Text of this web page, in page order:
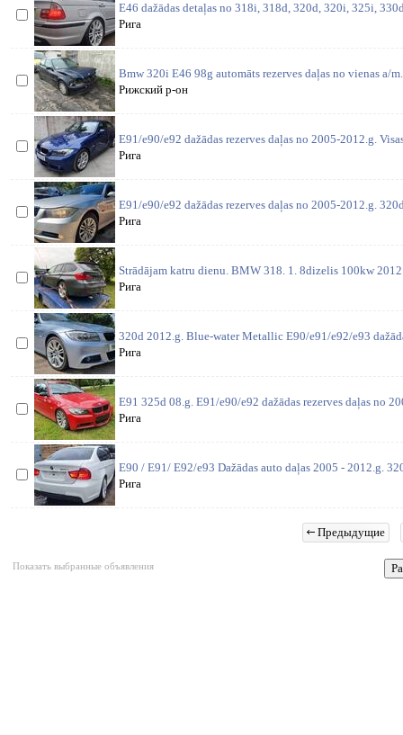
E46 dažādas detaļas no 318i, 318d, 320d, 320i, 325i,
Рига
Bmw 320i E46 98g automāts rezerves daļas no vienas a/
Рижский р-он
E91/e90/e92 dažādas rezerves daļas no 2005-2012.g.
Рига
E91/e90/e92 dažādas rezerves daļas no 2005-2012.g.
Рига
Strādājam katru dienu. BMW 318. 1. 8dizelis 100kw
Рига
320d 2012.g. Blue-water Metallic E90/e91/e92/e93
Рига
E91 325d 08.g. E91/e90/e92 dažādas rezerves daļas no
Рига
E90 / E91/ E92/e93 Dažādas auto daļas 2005 - 2012.g.
Рига
Предыдущие
Показать выбранные объявления